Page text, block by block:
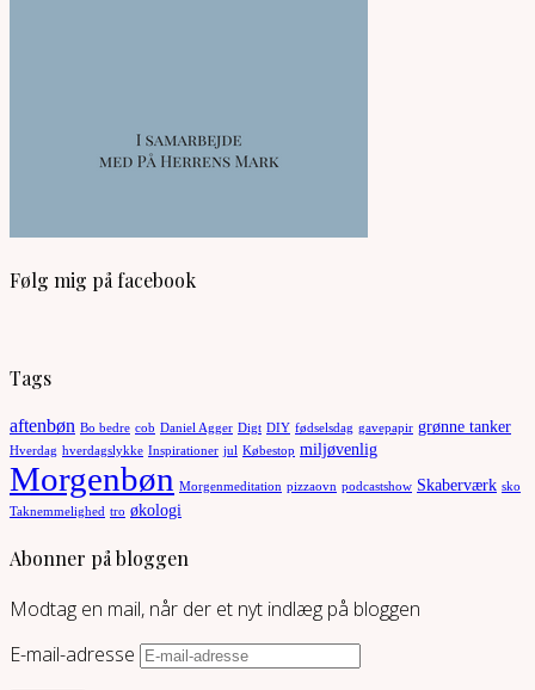
Følg mig på facebook
Tags
aftenbøn Bo bedre cob Daniel Agger Digt DIY fødselsdag gavepapir grønne tanker
Hverdag hverdagslykke Inspirationer jul Købestop miljøvenlig
Morgenbøn Morgenmeditation pizzaovn podcastshow Skaberværk sko
Taknemmelighed tro økologi
Abonner på bloggen
Modtag en mail, når der et nyt indlæg på bloggen
E-mail-adresse